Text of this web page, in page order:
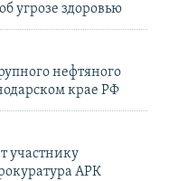
угрозе здоровью
нефтяного
крае РФ
участнику
АРК